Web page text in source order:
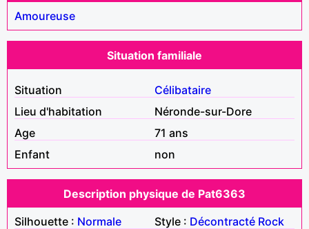
Amoureuse
Situation familiale
Situation
Célibataire
Lieu d'habitation
Néronde-sur-Dore
Age
71 ans
Enfant
non
Description physique de Pat6363
Silhouette : Normale Style : Décontracté Rock